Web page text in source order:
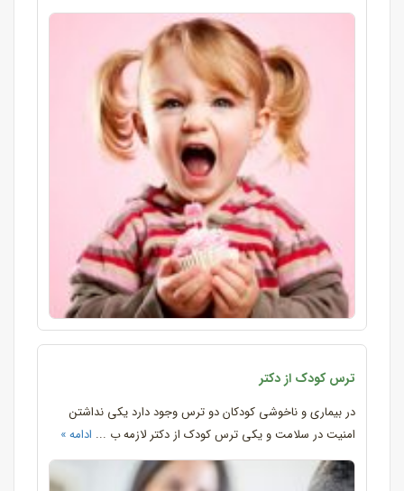
ترس کودک از دکتر
در بیماری و ناخوشی کودکان دو ترس وجود دارد یکی نداشتن
امنیت در سلامت و یکی ترس کودک از دکتر لازمه ب ... ادامه »